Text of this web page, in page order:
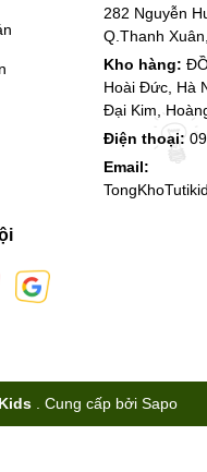
282 Nguyễn
Q.Thanh
Kho hàng:
Hoài Đức, Hà
Đại Kim,
Điện thoại:
Email:
Cung cấp bởi Sapo